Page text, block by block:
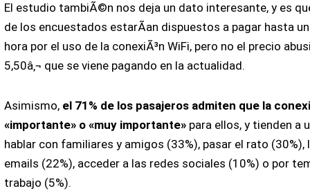
El estudio tambiÃ©n nos deja un dato interesante, y es
de los encuestados estarÃ­an dispuestos a pagar hasta
hora por el uso de la conexiÃ³n WiFi, pero no el precio
5,50â‚¬ que se viene pagando en la actualidad.
Asimismo,el 71% de los pasajeros admiten que la
«importante» o «muy importante»para ellos, y tienden a
hablar con familiares y amigos (33%), pasar el rato (30%),
emails (22%), acceder a las redes sociales (10%) o por
trabajo (5%).